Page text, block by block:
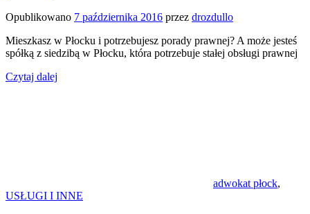
Opublikowano 7 października 2016 przez drozdullo
Mieszkasz w Płocku i potrzebujesz porady prawnej? A może jesteś
spółką z siedzibą w Płocku, która potrzebuje stałej obsługi prawnej
Czytaj dalej
adwokat płock,
USŁUGI I INNE